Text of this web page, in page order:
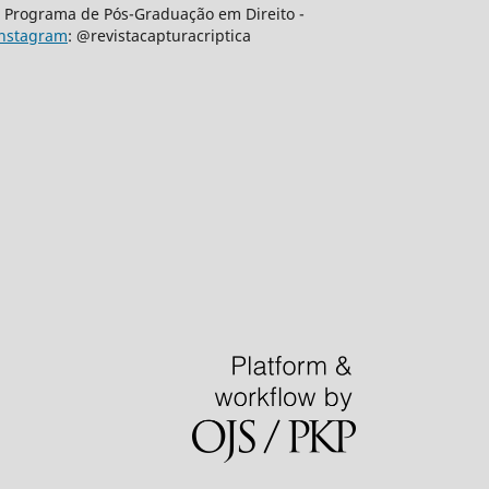
de Pós-Graduação em Direito -
: @revistacapturacriptica